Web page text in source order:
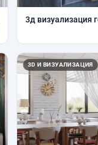
3д визуализация
3D И ВИЗУАЛИЗАЦИЯ